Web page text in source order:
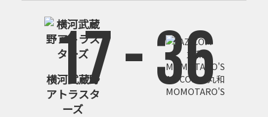
横河武蔵野
アトラスタ
ーズ
17-36
AZ-COM 丸和
MOMOTARO'S